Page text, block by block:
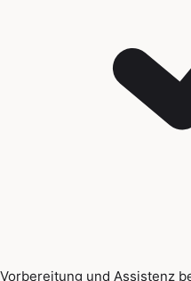
Vorbereitung und Assistenz